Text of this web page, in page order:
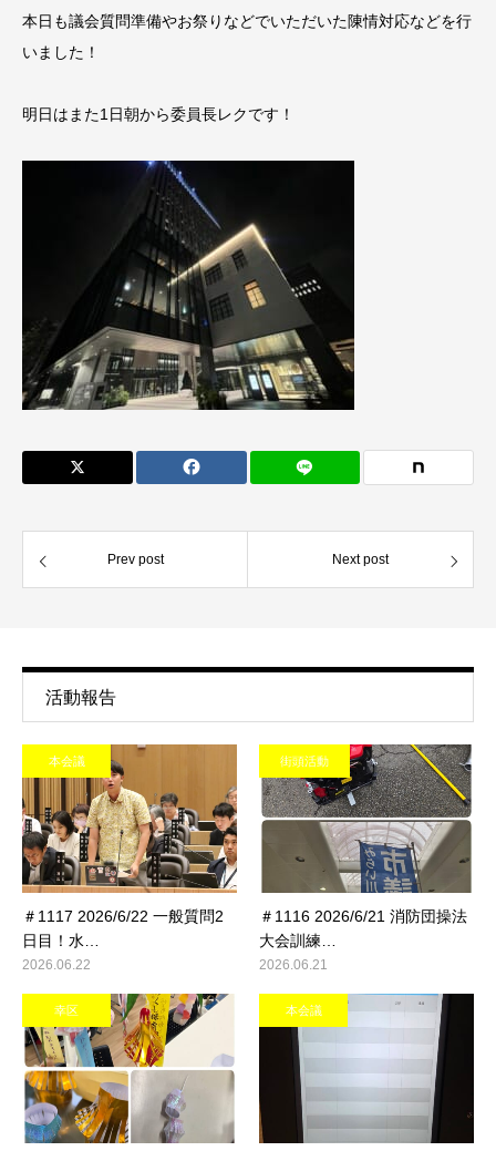
本日も議会質問準備やお祭りなどでいただいた陳情対応などを行
いました！
明日はまた1日朝から委員長レクです！
Prev post Next post
活動報告
本会議
＃1117 2026/6/22 一般質問2
日目！水…
2026.06.22
街頭活動
＃1116 2026/6/21 消防団操法
大会訓練…
2026.06.21
幸区 本会議